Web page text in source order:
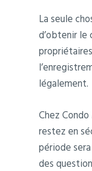
La seule
d’obtenir le
légalement.
‍Chez
restez en
période
des